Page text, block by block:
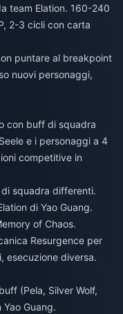
team Elation. 160-240
2-3 cicli con carta
puntare al breakpoint
nuovi personaggi,
con buff di squadra
e i personaggi a 4
competitive in
squadra differenti.
di Yao Guang.
of Chaos.
Resurgence per
esecuzione diversa.
(Pela, Silver Wolf,
Guang.